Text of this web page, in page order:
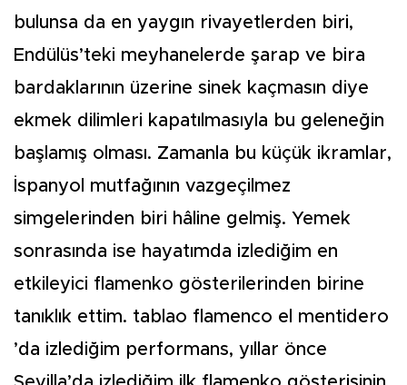
bulunsa da en yaygın rivayetlerden biri,
Endülüs’teki meyhanelerde şarap ve bira
bardaklarının üzerine sinek kaçmasın diye
ekmek dilimleri kapatılmasıyla bu geleneğin
başlamış olması. Zamanla bu küçük ikramlar,
İspanyol mutfağının vazgeçilmez
simgelerinden biri hâline gelmiş. Yemek
sonrasında ise hayatımda izlediğim en
etkileyici flamenko gösterilerinden birine
tanıklık ettim. tablao flamenco el mentidero
’da izlediğim performans, yıllar önce